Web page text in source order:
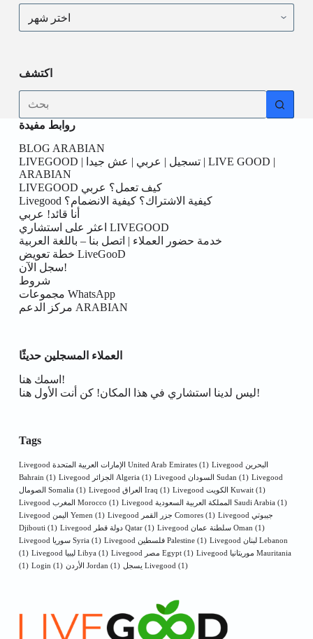
القادة
حسب
التاريخ
اكتشف
No
results
روابط مفيدة
BLOG ARABIAN
LIVEGOOD | تسجيل | عربي | عش جيدا | LIVE GOOD |
ARABIAN
LIVEGOOD كيف تعمل؟ عربي
Livegood كيفية الاشتراك؟ كيفية الانضمام؟
أنا قائد! عربي
اعثر على استشاري LIVEGOOD
خدمة حضور العملاء | اتصل بنا – باللغة العربية
خطة تعويض LiveGooD
سجل الآن!
شروط
مجموعات WhatsApp
مركز الدعم ARABIAN
العملاء المسجلين حديثًا
اسمك هنا!
ليس لدينا استشاري في هذا المكان! كن أنت الأول هنا!
Tags
Livegood الإمارات العربية المتحدة United Arab Emirates(1) Livegood البحرين
Bahrain (1) Livegood الجزائر Algeria(1) Livegood السودان Sudan (1) Livegood
الصومال Somalia(1) Livegood العراق Iraq (1) Livegood الكويت Kuwait(1)
Livegood المغرب Morocco (1) Livegood المملكة العربية السعودية Saudi Arabia(1)
Livegood اليمن Yemen (1) Livegood جزر القمر Comores(1) Livegood جيبوتي
Djibouti (1) Livegood دولة قطر Qatar(1) Livegood سلطنة عمان Oman (1)
Livegood سوريا Syria(1) Livegood فلسطين Palestine(1)
Livegood لبنان Lebanon
(1)
Livegood ليبيا Libya(1) Livegood مصر Egypt(1)
Livegood موريتانيا Mauritania
(1) Login (1) الأردن Jordan (1) يسجل Livegood (1)